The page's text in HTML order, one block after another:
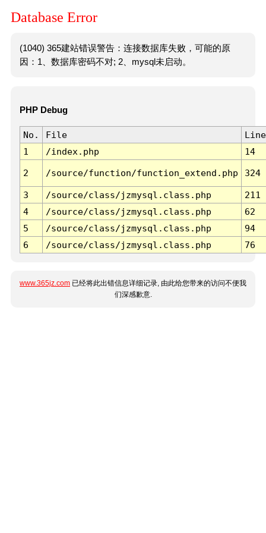
Database Error
(1040) 365建站错误警告：连接数据库失败，可能的原
因：1、数据库密码不对; 2、mysql未启动。
PHP Debug
No. File
Line
1
/index.php 14
2 /source/function/function_extend.php 324
3 /source/class/jzmysql.class.php
211
4
/source/class/jzmysql.class.php
62
5
/source/class/jzmysql.class.php
94
6
/source/class/jzmysql.class.php 76
www.365jz.com 已经将此出错信息详细记录, 由此给您带来的访问不便我
们深感歉意.